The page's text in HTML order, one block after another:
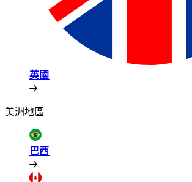
英國​​
美洲地區​​
巴西​​